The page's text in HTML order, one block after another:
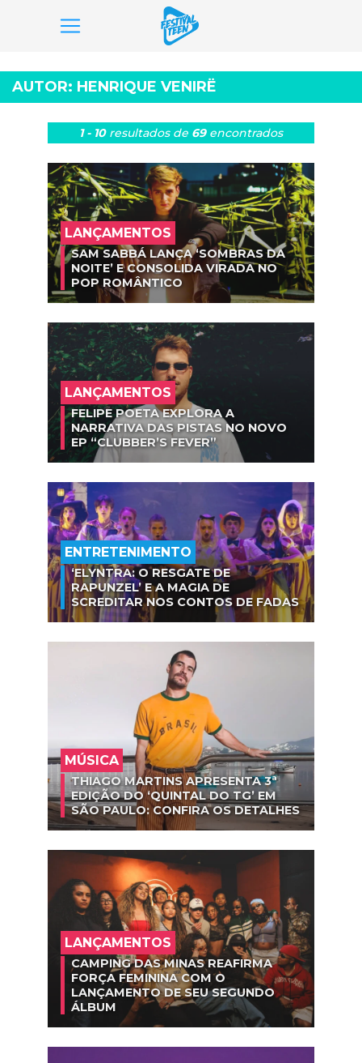
para
o
conteúdo
AUTOR: HENRIQUE VENIRË
1 - 10resultados de 69encontrados
LANÇAMENTOS
SAM SABBÁ LANÇA ‘SOMBRAS DA
NOITE’ E CONSOLIDA VIRADA NO
POP ROMÂNTICO
LANÇAMENTOS
FELIPE POETA EXPLORA A
NARRATIVA DAS PISTAS NO NOVO
EP “CLUBBER’S FEVER”
ENTRETENIMENTO
‘ELYNTRA: O RESGATE DE
RAPUNZEL’ E A MAGIA DE
SCREDITAR NOS CONTOS DE FADAS
MÚSICA
THIAGO MARTINS APRESENTA 3ª
EDIÇÃO DO ‘QUINTAL DO TG’ EM
SÃO PAULO: CONFIRA OS DETALHES
LANÇAMENTOS
CAMPING DAS MINAS REAFIRMA
FORÇA FEMININA COM O
LANÇAMENTO DE SEU SEGUNDO
ÁLBUM